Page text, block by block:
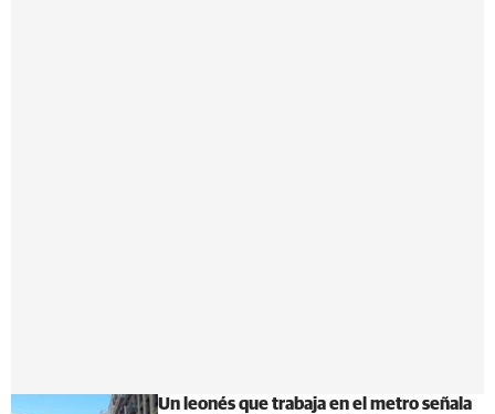
Un leonés que trabaja en el metro señala